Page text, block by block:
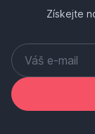
Získejte